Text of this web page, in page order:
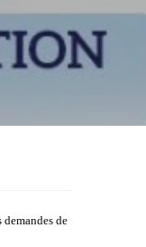
demandes de